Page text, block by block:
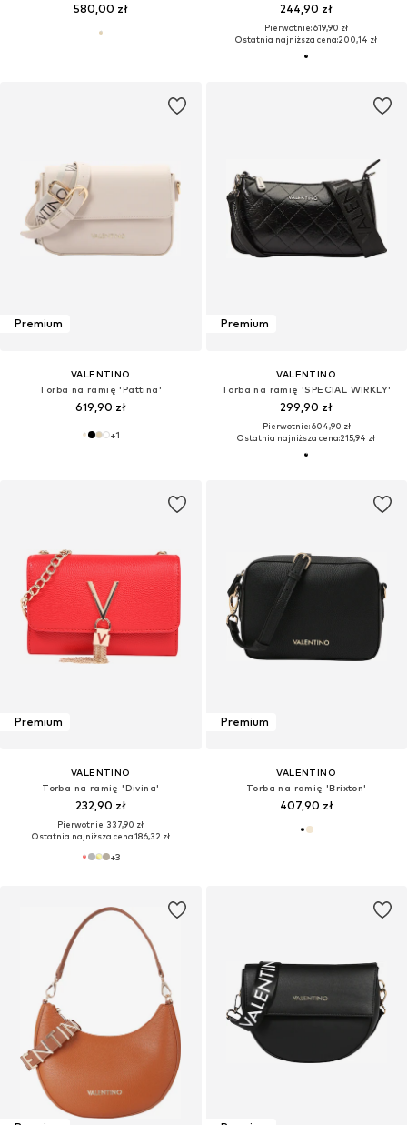
580,00 zł 244,90 zł
Pierwotnie: 619,90 zł
Ostatnia najniższa cena:200,14 zł
Premium
VALENTINO
Torba na ramię 'Pattina'
619,90 zł
+1
Premium
VALENTINO
Torba na ramię 'SPECIAL WIRKLY'
299,90 zł
Pierwotnie: 604,90 zł
Ostatnia najniższa cena:215,94 zł
Premium
VALENTINO
Torba na ramię 'Divina'
232,90 zł
Pierwotnie: 337,90 zł
Ostatnia najniższa cena:186,32 zł
+3
Premium
VALENTINO
Torba na ramię 'Brixton'
407,90 zł